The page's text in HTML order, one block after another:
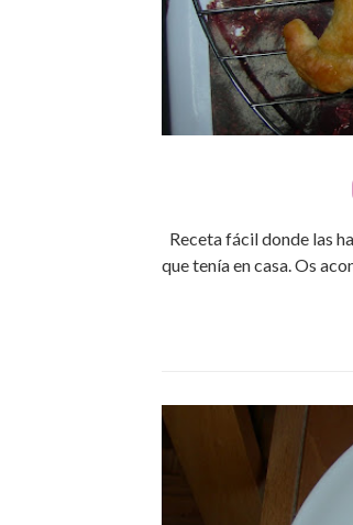
Receta fácil donde las
que tenía en casa. Os